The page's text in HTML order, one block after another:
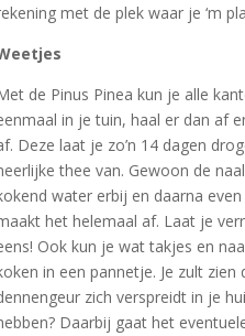
met de plek waar je ‘m
de Pinus Pinea kun je alle
in je tuin, haal er dan af
Deze laat je zo’n 14 dagen
thee van. Gewoon de
water erbij en daarna
het helemaal af. Laat je
Ook kun je wat takjes en
in een pannetje. Je zult zien
zich verspreidt in je
Daarbij gaat het